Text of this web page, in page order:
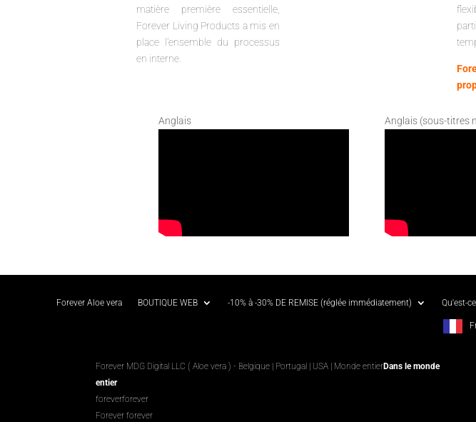
matière première essentielle,
Forever Living Products a mis en
place l'ensemble du processus
en interne.
Anglais Anglais (sous-titres
Forever Aloe vera BOUTIQUE WEB -10% à -30% DE REMISE (réglée immédiatement) Qu'est-
Forever MDG Digital LLC ( Aloe vera ) - Belgique | Portugal | USA | Monde entierDans le monde
entier
foreverforever
Forever forever